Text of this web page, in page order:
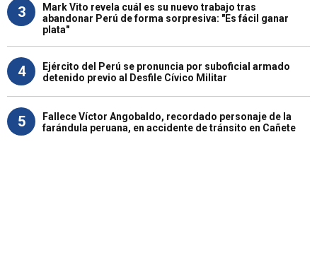
3
Mark Vito revela cuál es su nuevo trabajo tras
abandonar Perú de forma sorpresiva: "Es fácil ganar
plata"
4
Ejército del Perú se pronuncia por suboficial armado
detenido previo al Desfile Cívico Militar
5
Fallece Víctor Angobaldo, recordado personaje de la
farándula peruana, en accidente de tránsito en Cañete